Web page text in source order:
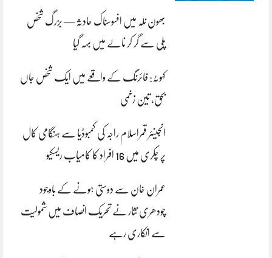
بھون نلہ میں افسوسناک حادثہ — بزرگ شخص
پلی سے گر کر نالے میں بہہ گیا
کہوٹہ: فائرنگ کے واقعے میں ایک شخص جاں
بحق، تین زخمی
انجینئر قمراسلام راجہ کی کمبوڈیا سے ہنگامی کال
پر چکری میں 16 افراد کا کامیاب ریسکیو
عمران خان سے دوستی ہونے کے باوجود
چودھری نثار نے تحریک انصاف میں شمولیت
سے انکاری رہے